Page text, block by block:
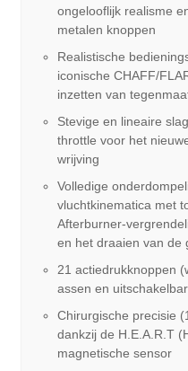
ongelooflijk realisme
metalen knoppen
Realistische
iconische CHAFF/
inzetten van
Stevige en lineaire
throttle voor het
wrijving
Volledige
vluchtkinematica met
Afterburner-
en het draaien van de
21 actiedrukknoppen
assen en
Chirurgische precisie
dankzij de H.E.A.R.T
magnetische sensor